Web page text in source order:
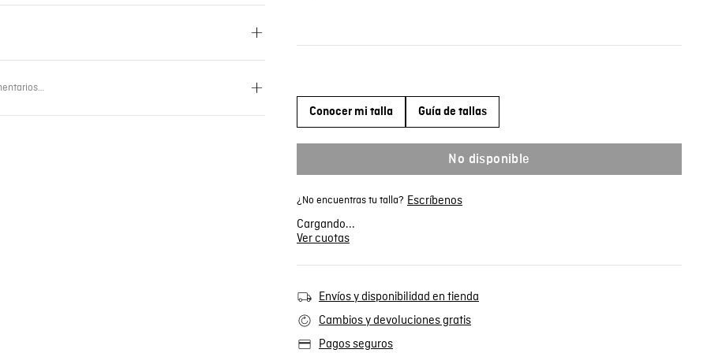
Conocer mi talla Guía de tallas
No disponible
¿No encuentras tu talla? Escríbenos
Cargando...
Ver cuotas
Envíos y disponibilidad en tienda
Cambios y devoluciones gratis
Pagos seguros